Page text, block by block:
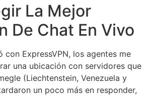
La Mejor
De Chat En Vivo
con ExpressVPN, los agentes me
una ubicación con servidores que
(Liechtenstein, Venezuela y
un poco más en responder,